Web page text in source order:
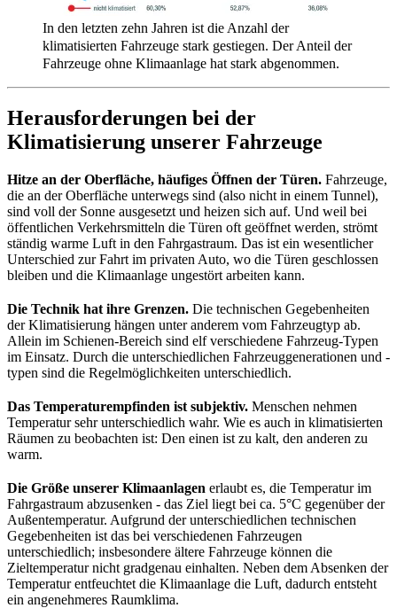
In den letzten zehn Jahren ist die Anzahl der
klimatisierten Fahrzeuge stark gestiegen. Der Anteil der
Fahrzeuge ohne Klimaanlage hat stark abgenommen.
Herausforderungen bei der
Klimatisierung unserer Fahrzeuge
Hitze an der Oberfläche, häufiges Öffnen der Türen. Fahrzeuge,
die an der Oberfläche unterwegs sind (also nicht in einem Tunnel),
sind voll der Sonne ausgesetzt und heizen sich auf. Und weil bei
öffentlichen Verkehrsmitteln die Türen oft geöffnet werden, strömt
ständig warme Luft in den Fahrgastraum. Das ist ein wesentlicher
Unterschied zur Fahrt im privaten Auto, wo die Türen geschlossen
bleiben und die Klimaanlage ungestört arbeiten kann.
Die Technik hat ihre Grenzen. Die technischen Gegebenheiten
der Klimatisierung hängen unter anderem vom Fahrzeugtyp ab.
Allein im Schienen-Bereich sind elf verschiedene Fahrzeug-Typen
im Einsatz. Durch die unterschiedlichen Fahrzeuggenerationen und -
typen sind die Regelmöglichkeiten unterschiedlich.
Das Temperaturempfinden ist subjektiv. Menschen nehmen
Temperatur sehr unterschiedlich wahr. Wie es auch in klimatisierten
Räumen zu beobachten ist: Den einen ist zu kalt, den anderen zu
warm.
Die Größe unserer Klimaanlagen erlaubt es, die Temperatur im
Fahrgastraum abzusenken - das Ziel liegt bei ca. 5°C gegenüber der
Außentemperatur. Aufgrund der unterschiedlichen technischen
Gegebenheiten ist das bei verschiedenen Fahrzeugen
unterschiedlich; insbesondere ältere Fahrzeuge können die
Zieltemperatur nicht gradgenau einhalten. Neben dem Absenken der
Temperatur entfeuchtet die Klimaanlage die Luft, dadurch entsteht
ein angenehmeres Raumklima.